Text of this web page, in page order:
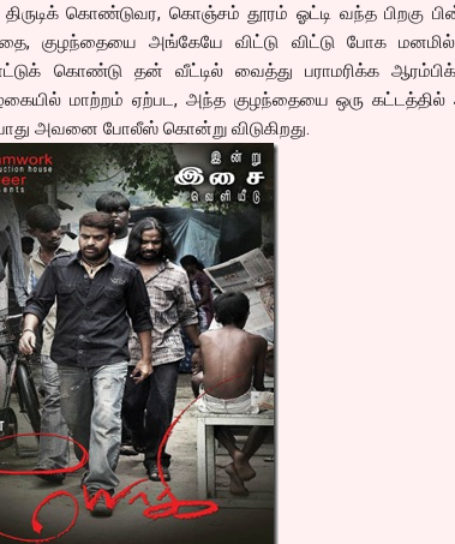
கொண்டுவர, கொஞ்சம் தூரம் ஓட்டி வந்த பிறகு
குழந்தையை அங்கேயே விட்டு விட்டு போக
கொண்டு தன் வீட்டில் வைத்து பராமரிக்க
மாற்றம் ஏற்பட, அந்த குழந்தையை ஒரு
அவனை போலீஸ் கொன்று விடுகிறது.